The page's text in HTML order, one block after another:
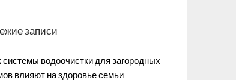
записи
системы водоочистки для загородных
влияют на здоровье семьи